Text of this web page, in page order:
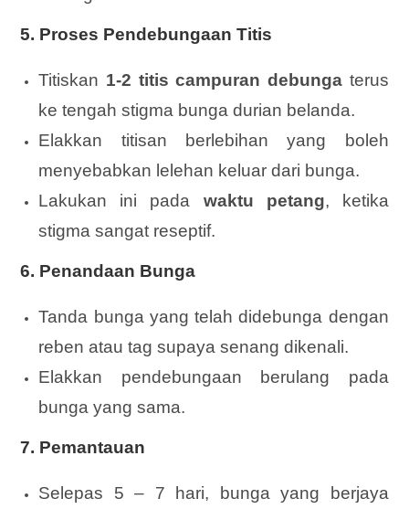
5. Proses Pendebungaan Titis
Titiskan 1-2 titis campuran debungaterus
ke tengah stigma bunga durian belanda.
Elakkan titisan berlebihan yang boleh
menyebabkan lelehan keluar dari bunga.
Lakukan ini pada waktu petang, ketika
stigma sangat reseptif.
6. Penandaan Bunga
Tanda bunga yang telah didebunga dengan
reben atau tag supaya senang dikenali.
Elakkan pendebungaan berulang pada
bunga yang sama.
7. Pemantauan
Selepas 5 – 7 hari, bunga yang berjaya